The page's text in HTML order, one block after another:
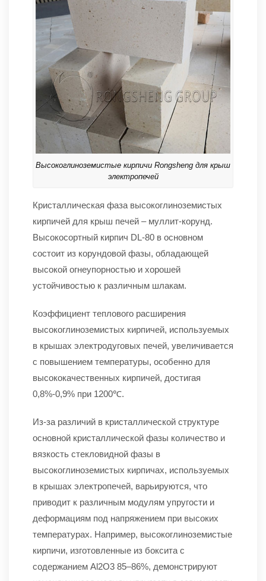
Высокоглиноземистые кирпичи Rongsheng для крыш
электропечей
Кристаллическая фаза высокоглиноземистых
кирпичей для крыш печей – муллит-корунд.
Высокосортный кирпич DL-80 в основном
состоит из корундовой фазы, обладающей
высокой огнеупорностью и хорошей
устойчивостью к различным шлакам.
Коэффициент теплового расширения
высокоглиноземистых кирпичей, используемых
в крышах электродуговых печей, увеличивается
с повышением температуры, особенно для
высококачественных кирпичей, достигая
0,8%-0,9% при 1200℃.
Из-за различий в кристаллической структуре
основной кристаллической фазы количество и
вязкость стекловидной фазы в
высокоглиноземистых кирпичах, используемых
в крышах электропечей, варьируются, что
приводит к различным модулям упругости и
деформациям под напряжением при высоких
температурах. Например, высокоглиноземистые
кирпичи, изготовленные из боксита с
содержанием Al2O3 85–86%, демонстрируют